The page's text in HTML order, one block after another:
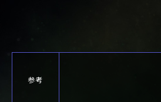
参考